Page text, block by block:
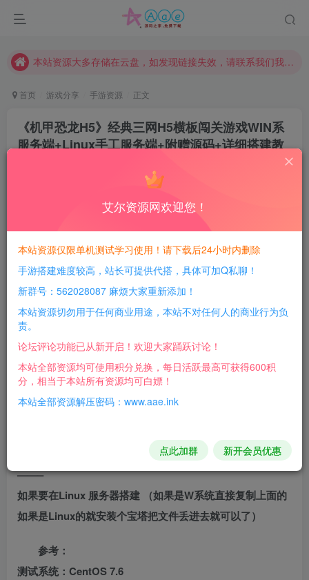
本网站的文章部分内容可能来源于网络，仅供大家学习与参考，如有侵权，请联系站长QQ466107887进行删除处理。
本站资源大多存储在云盘，如发现链接失效，请联系我们我们会第一时间更新。
请勿相信任何评论区广告！以免上当受骗！
本网站的文章部分内容可能来源于网络，仅供大家学习与参考，如有侵权，请联系站长QQ466107887进行删除处理。
首页 游戏分享 手游资源 正文
《机甲恐龙H5》经典三网H5横板闯关游戏WIN系
服务端+Linux手工服务端+附赠源码+详细搭建教
每日活跃最高可获得600积分！所有资源可以使用
积分免费兑换！
游戏介绍：
Nginx1.15.11），正常为1个绿灯，如果出现红灯，请百度搜
索解决办法。】
————————————————————————
——–
如果要在Linux 服务器搭建 （如果是W系统直接复制上面的
如果是Linux的就安装个宝塔把文件丢进去就可以了）
参考：
测试系统：CentOS 7.6
艾尔资源网欢迎您！
本站资源仅限单机测试学习使用！请下载后24小时内删除
手游搭建难度较高，站长可提供代搭，具体可加Q私聊！
新群号：562028087 麻烦大家重新添加！
本站资源切勿用于任何商业用途，本站不对任何人的商业行为负
责。
论坛评论功能已从新开启！欢迎大家踊跃讨论！
本站全部资源均可使用积分兑换，每日活跃最高可获得600积
分，相当于本站所有资源均可白嫖！
本站全部资源解压密码：www.aae.ink
点此加群 新开会员优惠